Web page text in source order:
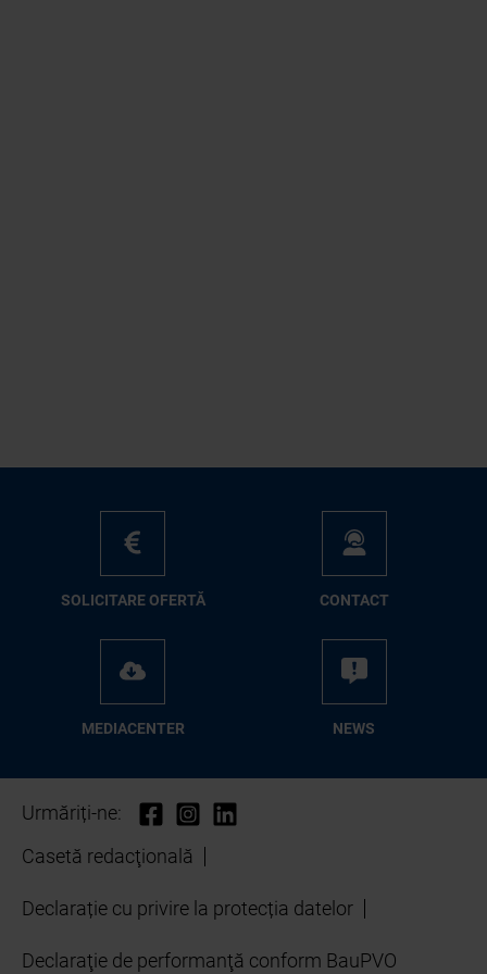
SO­LI­CI­TA­RE OFER­TĂ CON­TA­CT
ME­D­IA­CEN­TER NEWS
Urmăriți-ne:
Casetă redacţională
Declarație cu privire la protecția datelor
Declaraţie de performanţă conform BauPVO